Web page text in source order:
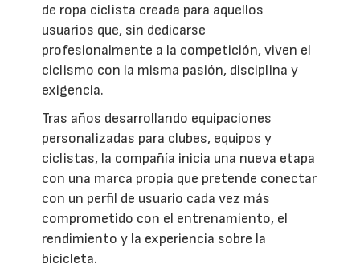
de ropa ciclista creada para aquellos
usuarios que, sin dedicarse
profesionalmente a la competición, viven el
ciclismo con la misma pasión, disciplina y
exigencia.
Tras años desarrollando equipaciones
personalizadas para clubes, equipos y
ciclistas, la compañía inicia una nueva etapa
con una marca propia que pretende conectar
con un perfil de usuario cada vez más
comprometido con el entrenamiento, el
rendimiento y la experiencia sobre la
bicicleta.